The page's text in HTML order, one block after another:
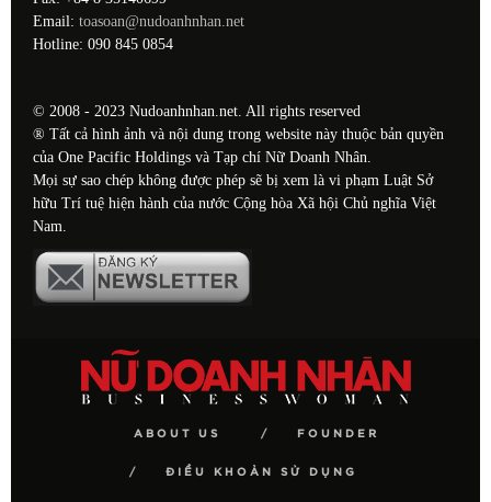
Email: toasoan@nudoanhnhan.net
Hotline: 090 845 0854
© 2008 - 2023 Nudoanhnhan.net. All rights reserved
® Tất cả hình ảnh và nội dung trong website này thuộc bản quyền
của One Pacific Holdings và Tạp chí Nữ Doanh Nhân.
Mọi sự sao chép không được phép sẽ bị xem là vi phạm Luật Sở
hữu Trí tuệ hiện hành của nước Cộng hòa Xã hội Chủ nghĩa Việt
Nam.
ABOUT US FOUNDER
ĐIỀU KHOẢN SỬ DỤNG